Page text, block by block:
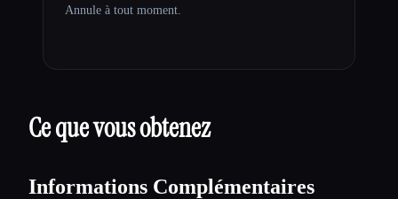
Annule à tout moment.
Ce que vous obtenez
Informations Complémentaires